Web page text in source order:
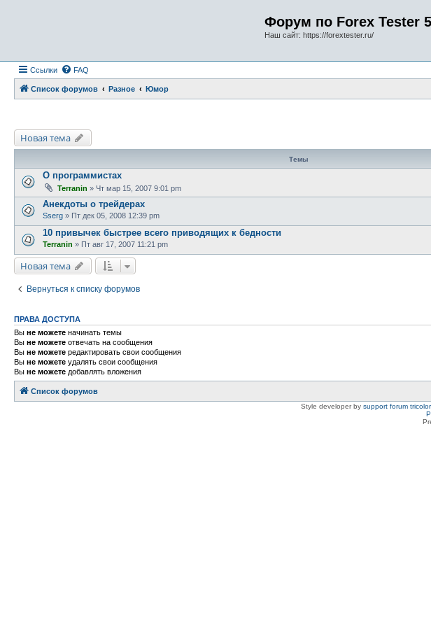
Форум по Forex Tester 5
Наш сайт: https://forextester.ru/
Ссылки FAQ
Список форумов Разное Юмор
Новая тема
Темы
О программистах
Terranin » Чт мар 15, 2007 9:01 pm
Анекдоты о трейдерах
Sserg » Пт дек 05, 2008 12:39 pm
10 привычек быстрее всего приводящих к бедности
Terranin » Пт авг 17, 2007 11:21 pm
Новая тема
Вернуться к списку форумов
ПРАВА ДОСТУПА
Вы не можете начинать темы
Вы не можете отвечать на сообщения
Вы не можете редактировать свои сообщения
Вы не можете удалять свои сообщения
Вы не можете добавлять вложения
Список форумов
Style developer by support forum tricolor,